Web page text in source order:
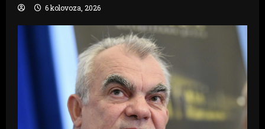
6 kolovoza, 2026